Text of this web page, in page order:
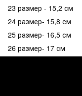
23 размер - 15,2 см
24 размер- 15,8 см
25 размер- 16,5 см
26 размер- 17 см